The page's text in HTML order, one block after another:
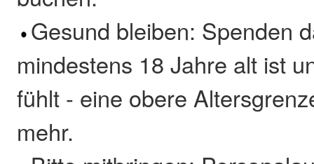
Gesund bleiben: Spenden
mindestens 18 Jahre alt ist
fühlt - eine obere
mehr.